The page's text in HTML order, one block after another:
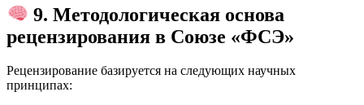
9. Методологическая основа
рецензирования в Союзе «ФСЭ»
Рецензирование базируется на следующих научных
принципах: